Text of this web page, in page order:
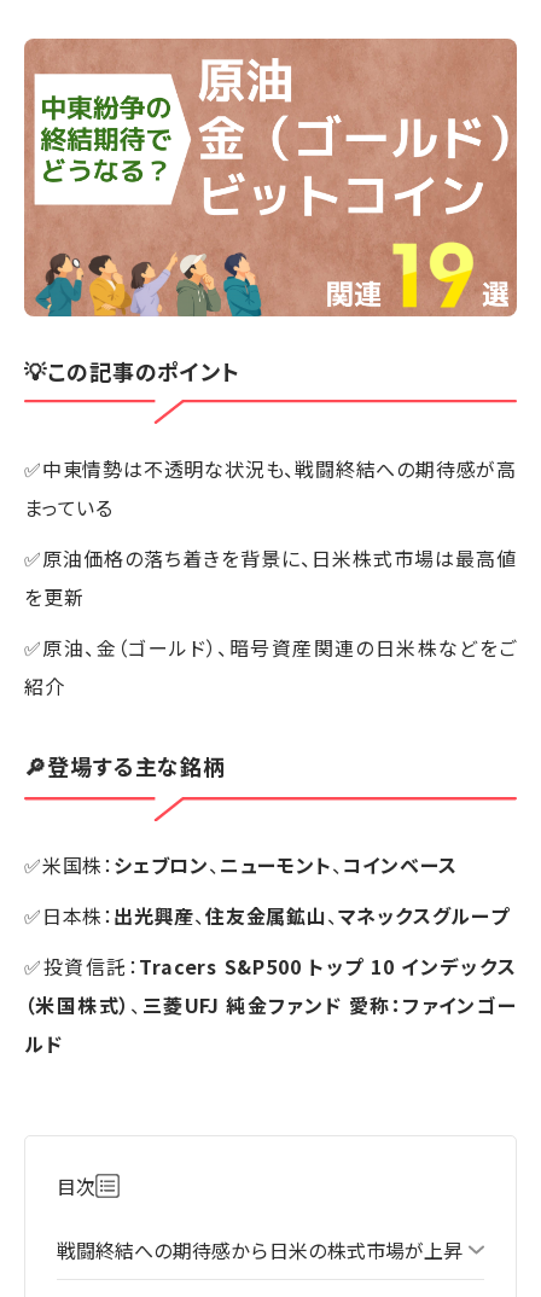
💡この記事のポイント
✅中東情勢は不透明な状況も、戦闘終結への期待感が高
まっている
✅原油価格の落ち着きを背景に、日米株式市場は最高値
を更新
✅原油、金（ゴールド）、暗号資産関連の日米株などをご
紹介
🔎登場する主な銘柄
✅米国株：シェブロン、ニューモント、コインベース
✅日本株：出光興産、住友金属鉱山、マネックスグループ
✅投資信託：Tracers S&P500 トップ 10 インデックス
（米国株式） 、 三菱UFJ 純金ファンド 愛称：ファインゴー
ルド
目次
戦闘終結への期待感から日米の株式市場が上昇